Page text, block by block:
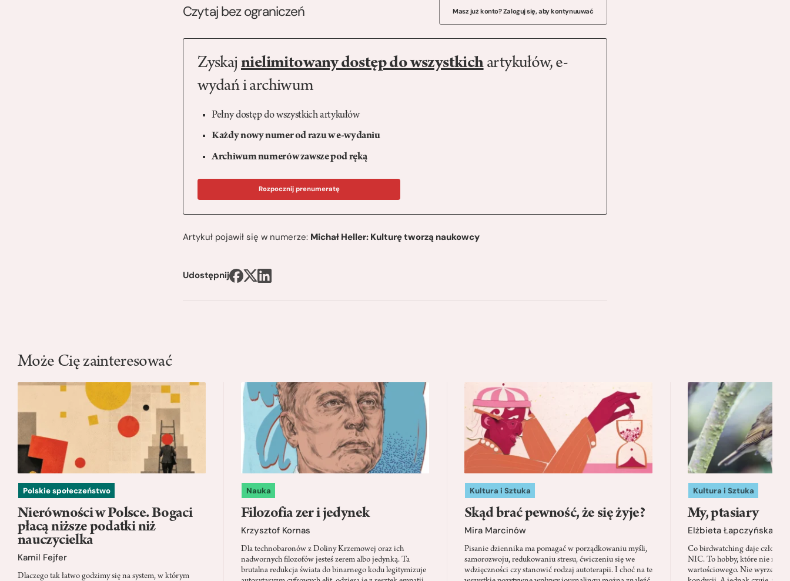
Czytaj bez ograniczeń Masz już konto? Zaloguj się, aby kontynuuwać
Zyskaj nielimitowany dostęp do wszystkichartykułów, e-
wydań i archiwum
Pełny dostęp do wszystkich artykułów
Każdy nowy numer od razu w e-wydaniu
Archiwum numerów zawsze pod ręką
Rozpocznij prenumeratę
Artykuł pojawił się w numerze: Michał Heller: Kulturę tworzą naukowcy
Udostępnij
Może Cię zainteresować
Polskie społeczeństwo
Nierówności w Polsce. Bogaci
płacą niższe podatki niż
nauczycielka
Kamil Fejfer
Dlaczego tak łatwo godzimy się na system, w którym
Nauka
Filozofia zer i jedynek
Krzysztof Kornas
Dla technobaronów z Doliny Krzemowej oraz ich
nadwornych filozofów jesteś zerem albo jedynką. Ta
brutalna redukcja świata do binarnego kodu legitymizuje
Kultura i Sztuka
Skąd brać pewność, że się żyje?
Mira Marcinów
Pisanie dziennika ma pomagać w porządkowaniu myśli,
samorozwoju, redukowaniu stresu, ćwiczeniu się we
wdzięczności czy stanowić rodzaj autoterapii. I choć na te
Kultura i Sztuka
My, ptasiary
Elżbieta Łapczyńska
Co birdwatching daje
NIC. To hobby, które nie ma
wartościowego. Nie wyrzeźbi